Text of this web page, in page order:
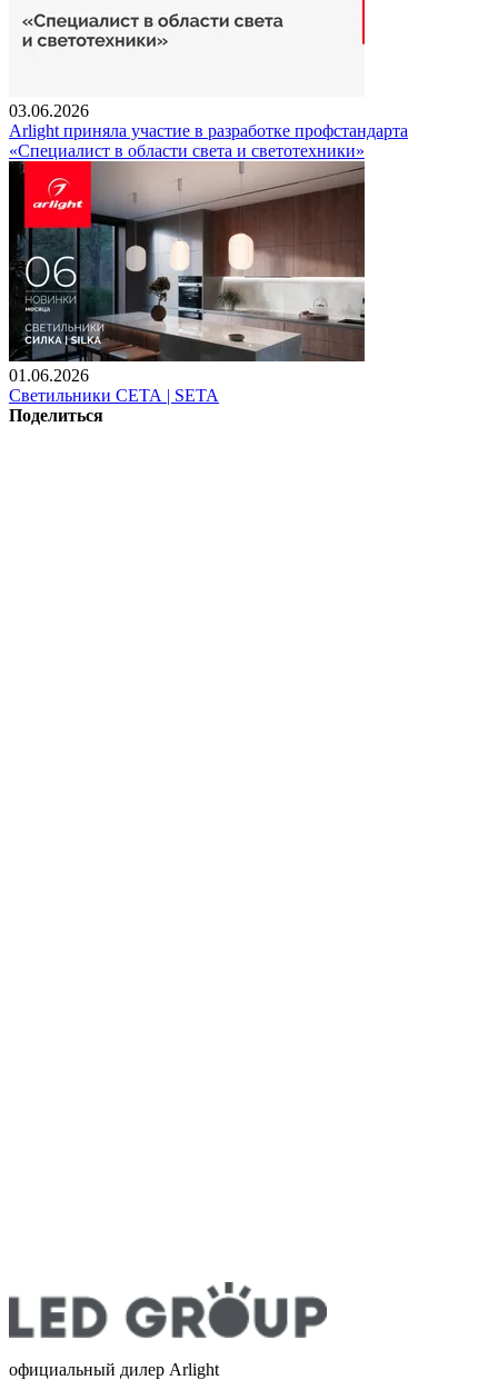
03.06.2026
Arlight приняла участие в разработке профстандарта
«Специалист в области света и светотехники»
01.06.2026
Светильники СЕТА | SETA
Поделиться
официальный дилер Arlight